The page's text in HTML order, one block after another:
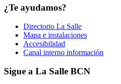
¿Te ayudamos?
Directorio La Salle
Mapa e instalaciones
Accesibilidad
Canal interno información
Sigue a La Salle BCN